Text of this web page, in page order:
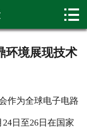

环境展现技术
为全球电子电路
日至26日在国家